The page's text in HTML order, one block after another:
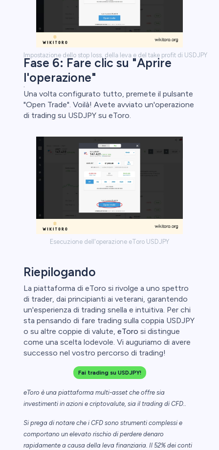
Impostazione dello stop loss, della leva e del take profit di USDJPY
Fase 6: Fare clic su "Aprire
l'operazione"
.
Una volta configurato tutto, premete il pulsante
"Open Trade". Voilà! Avete avviato un'operazione
di trading su USDJPY su eToro.
Esecuzione dell'operazione eToro USDJPY
Riepilogando
La piattaforma di eToro si rivolge a uno spettro
di trader, dai principianti ai veterani, garantendo
un'esperienza di trading snella e intuitiva. Per chi
sta pensando di fare trading sulla coppia USDJPY
o su altre coppie di valute, eToro si distingue
come una scelta lodevole. Vi auguriamo di avere
successo nel vostro percorso di trading!
Fai trading su USDJPY!
eToro è una piattaforma multi-asset che offre sia
investimenti in azioni e criptovalute, sia il trading di CFD..
Si prega di notare che i CFD sono strumenti complessi e
comportano un elevato rischio di perdere denaro
rapidamente a causa della leva finanziaria. Il 52% dei conti